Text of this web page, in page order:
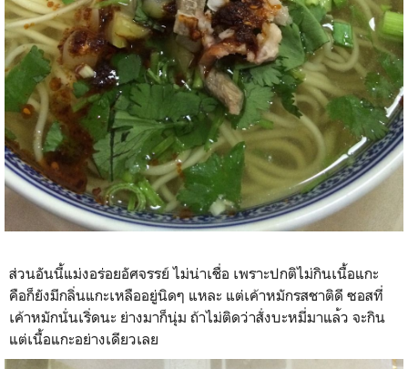
ส่วนอันนี้แม่งอร่อยอัศจรรย์ ไม่น่าเชื่อ เพราะปกติไม่กินเนื้อแกะ
คือก็ยังมีกลิ่นแกะเหลืออยู่นิดๆ แหละ แต่เค้าหมักรสชาติดี ซอสที่
เค้าหมักนั่นเริ่ดนะ ย่างมาก็นุ่ม ถ้าไม่ติดว่าสั่งบะหมี่มาแล้ว จะกิน
แต่เนื้อแกะอย่างเดียวเลย